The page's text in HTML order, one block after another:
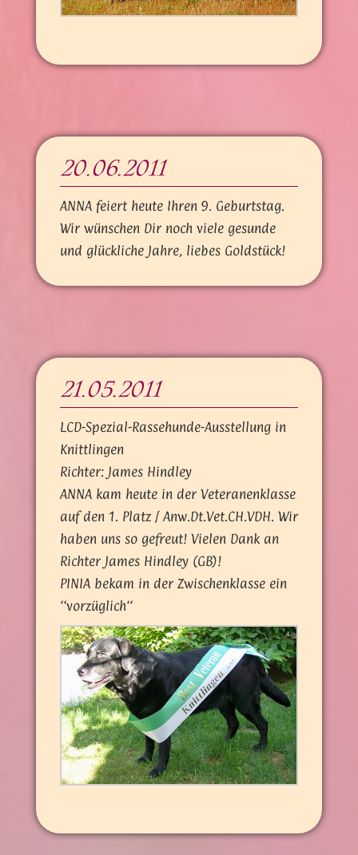
20.06.2011
ANNA feiert heute Ihren 9. Geburtstag.
Wir wünschen Dir noch viele gesunde
und glückliche Jahre, liebes Goldstück!
21.05.2011
LCD-Spezial-Rassehunde-Ausstellung in
Knittlingen
Richter: James Hindley
ANNA kam heute in der Veteranenklasse
auf den 1. Platz / Anw.Dt.Vet.CH.VDH. Wir
haben uns so gefreut! Vielen Dank an
Richter James Hindley (GB)!
PINIA bekam in der Zwischenklasse ein
‘‘vorzüglich‘‘